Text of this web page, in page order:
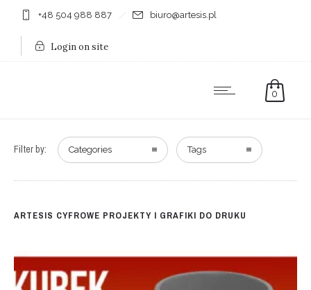
+48 504 988 887 biuro@artesis.pl
Login on site
0
Filter by: Categories Tags
ARTESIS CYFROWE PROJEKTY I GRAFIKI DO DRUKU